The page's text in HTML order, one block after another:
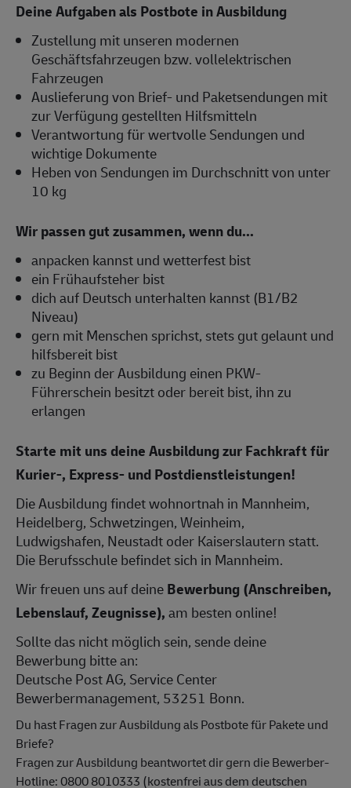
Deine Aufgaben als Postbote in Ausbildung
Zustellung mit unseren modernen
Geschäftsfahrzeugen bzw. vollelektrischen
Fahrzeugen
Auslieferung von Brief- und Paketsendungen mit
zur Verfügung gestellten Hilfsmitteln
Verantwortung für wertvolle Sendungen und
wichtige Dokumente
Heben von Sendungen im Durchschnitt von unter
10 kg
Wir passen gut zusammen, wenn du...
anpacken kannst und wetterfest bist
ein Frühaufsteher bist
dich auf Deutsch unterhalten kannst (B1/B2
Niveau)
gern mit Menschen sprichst, stets gut gelaunt und
hilfsbereit bist
zu Beginn der Ausbildung einen PKW-
Führerschein besitzt oder bereit bist, ihn zu
erlangen
Starte mit uns deine Ausbildung zur Fachkraft für
Kurier-, Express- und Postdienstleistungen!
Die Ausbildung findet wohnortnah in Mannheim,
Heidelberg, Schwetzingen, Weinheim,
Ludwigshafen, Neustadt oder Kaiserslautern statt.
Die Berufsschule befindet sich in Mannheim.
Wir freuen uns auf deineBewerbung (Anschreiben,
Lebenslauf, Zeugnisse),am besten online!
Sollte das nicht möglich sein, sende deine
Bewerbung bitte an:
Deutsche Post AG, Service Center
Bewerbermanagement, 53251 Bonn.
Du hast Fragen zur Ausbildung als Postbote für Pakete und
Briefe?
Fragen zur Ausbildung beantwortet dir gern die Bewerber-
Hotline: 0800 8010333 (kostenfrei aus dem deutschen